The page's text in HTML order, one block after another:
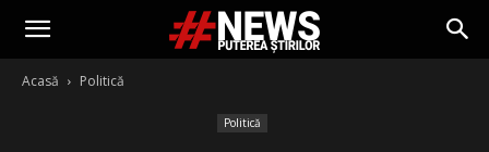
Acasă Politică
Politică